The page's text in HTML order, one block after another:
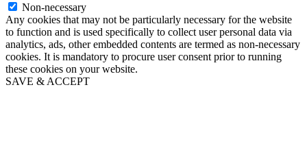
Non-necessary
Any cookies that may not be particularly necessary for the website
to function and is used specifically to collect user personal data via
analytics, ads, other embedded contents are termed as non-necessary
cookies. It is mandatory to procure user consent prior to running
these cookies on your website.
SAVE & ACCEPT